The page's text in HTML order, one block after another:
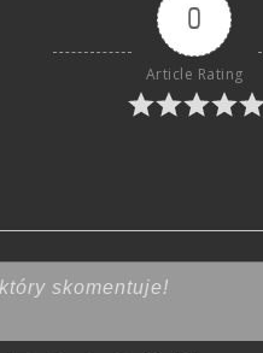
0
Article Rating